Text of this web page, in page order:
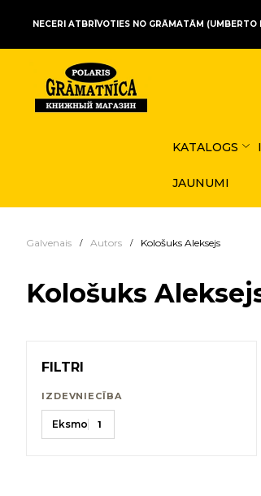
NECERI ATBRĪVOTIES NO GRĀMATĀM (UMBERTO
KATALOGS
JAUNUMI
Galvenais Autors Kološuks Aleksejs
Kološuks
FILTRI
IZDEVNIECĪBA
Eksmo 1